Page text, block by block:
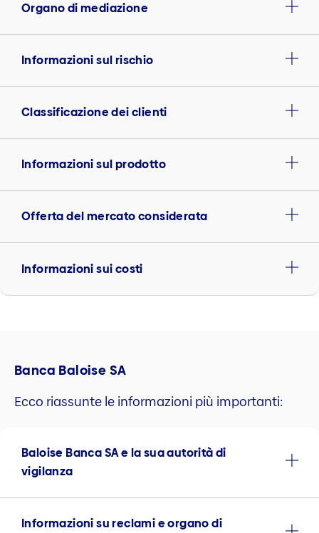
Organo di mediazione
Informazioni sul rischio
Classificazione dei clienti
Informazioni sul prodotto
Offerta del mercato considerata
Informazioni sui costi
Banca Baloise SA
Ecco riassunte le informazioni più importanti:
Baloise Banca SA e la sua autorità di
vigilanza
Informazioni su reclami e organo di